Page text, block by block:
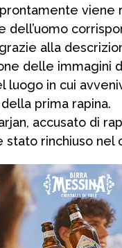
viene
dell’uomo
alla
delle immagini
luogo in cui
prima rapina.
accusato di
stato rinchiuso nel